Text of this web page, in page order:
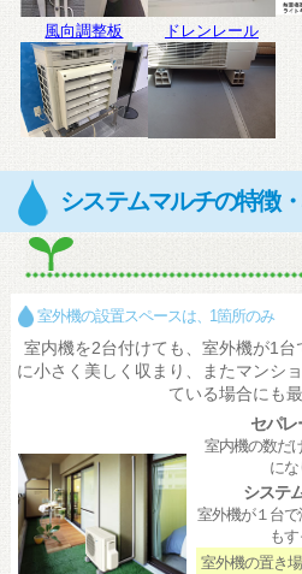
風向調整板 ドレンレール
システムマルチの特徴
室外機の設置スペースは、1箇所のみ
室内機を2台付けても、室外機が1
に小さく美しく収まり、またマンシ
ている場合にも最
セパレ
室内機の数だ
にな
システ
室外機が１台
もす
室外機の置き